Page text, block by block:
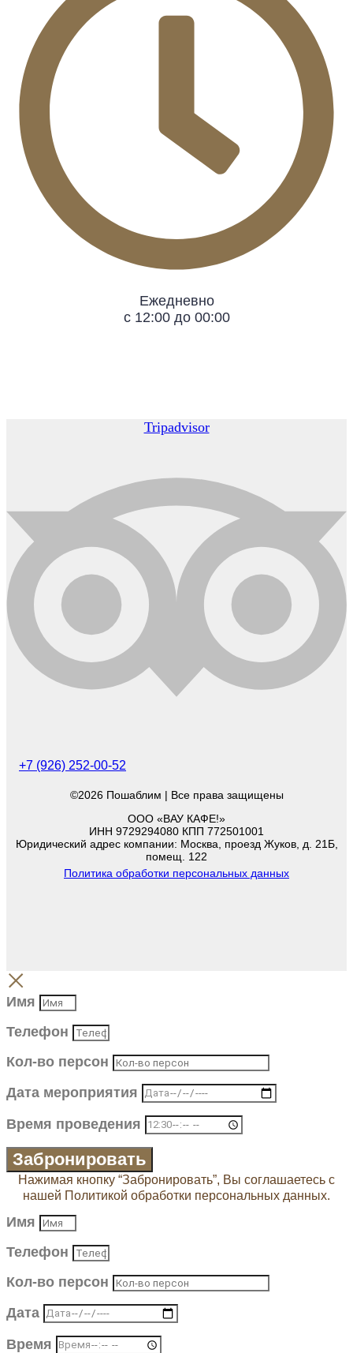
Ежедневно
с 12:00 до 00:00
Tripadvisor
+7 (926) 252-00-52
©2026 Пошаблим | Все права защищены
ООО «ВАУ КАФЕ!»
ИНН 9729294080 КПП 772501001
Юридический адрес компании: Москва, проезд Жуков, д. 21Б,
помещ. 122
Политика обработки персональных данных
Имя
Телефон
Кол-во персон
Дата мероприятия
Время проведения
Забронировать
Нажимая кнопку “Забронировать”, Вы соглашаетесь с
нашей Политикой обработки персональных данных.
Имя
Телефон
Кол-во персон
Дата
Время